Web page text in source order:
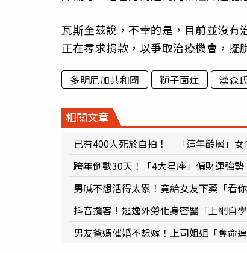
瓦斯奎茲說，不幸的是，目前並沒
正在尋求捐款，以爭取治療機會，擺
多明尼加共和國 獅子面症 漢森
相關文章
已有400人死於自拍！ 「這年齡層」女
跨年倒數30天！「4大星座」偏財運強
男喊不想活得太累！竟給女友下藥「看
抖音攬客！逃逸外勞化身密醫「上網
男友爸媽催婚不想嫁！上司姐姐「奪